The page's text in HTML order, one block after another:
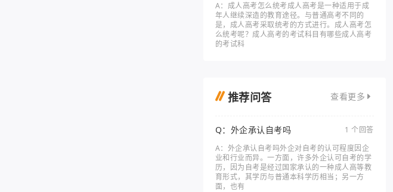
A：成人高考怎么统考成人高考是一种适用于成
年人继续深造的教育途径。与普通高考不同的
是，成人高考采取统考的方式进行。成人高考怎
么统考呢？成人高考的考试科目有哪些成人高考
的考试科
推荐问答 查看更多
Q：外企承认自考吗
1 个回答
A：外企承认自考吗外企对自考的认可程度因企
业和行业而异。一方面，许多外企认可自考的学
历，因为自考是经过国家承认的一种成人高等教
育形式，其学历与普通本科学历相当；另一方
面，也有